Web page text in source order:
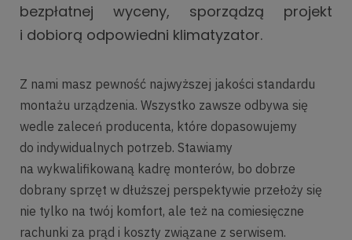
bezpłatnej wyceny, sporządzą projekt
i dobiorą odpowiedni klimatyzator.
Z nami masz pewność najwyższej jakości standardu
montażu urządzenia. Wszystko zawsze odbywa się
wedle zaleceń producenta, które dopasowujemy
do indywidualnych potrzeb. Stawiamy
na wykwalifikowaną kadrę monterów, bo dobrze
dobrany sprzęt w dłuższej perspektywie przełoży się
nie tylko na twój komfort, ale też na comiesięczne
rachunki za prąd i koszty związane z serwisem.